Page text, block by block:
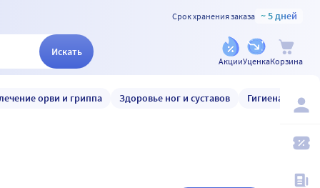
Срок хранения заказа ~ 5 дней
Искать
АкцииУценкаКорзина
орви и гриппа Здоровье ног и суставов Гигиена и уход